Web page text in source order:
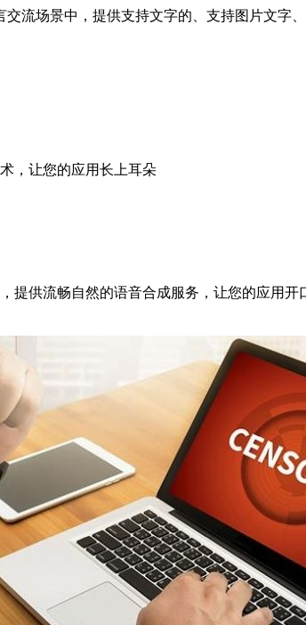
流场景中，提供支持文字的、支持图片文字
，让您的应用长上耳朵
提供流畅自然的语音合成服务，让您的应用开